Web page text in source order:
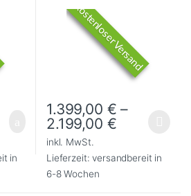
in
Kostenloser Versand
1.399,00 € –
2.199,00 €
Dieses Produkt weist mehrere
inkl. MwSt.
Lieferzeit:versandbereit in
6-8 Wochen